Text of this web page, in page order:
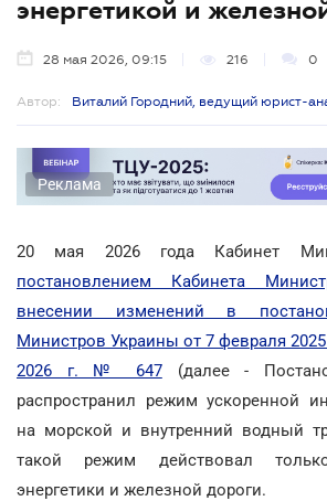
энергетикой и
28 мая 2026, 09:15 216 0
Автор: Виталий Городний, ведущий юрист-
Реклама
20 мая 2026 года Кабинет
постановлением Кабинета
внесении изменений в
Министров Украины от 7 февраля
2026 г. № 647(далее -
распространил режим ускоренной
на морской и внутренний водный
такой режим действовал
энергетики и железной дороги.